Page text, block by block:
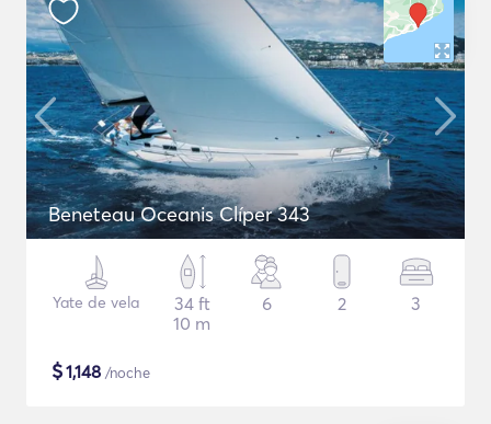
Beneteau Oceanis Clíper 343
Yate de vela
34 ft
10 m
6 2 3
$1,148 /noche